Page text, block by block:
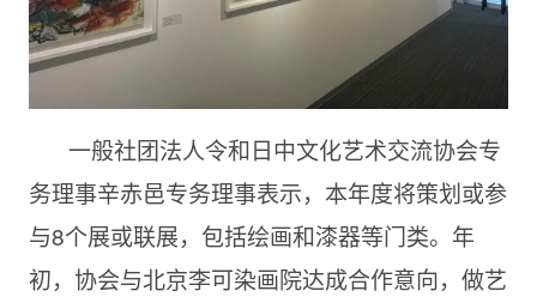
一般社团法人令和日中文化艺术交流协会专
务理事辛赤邑专务理事表示，本年度将策划或参
与8个展或联展，包括绘画和漆器等门类。年
初，协会与北京李可染画院达成合作意向，做艺